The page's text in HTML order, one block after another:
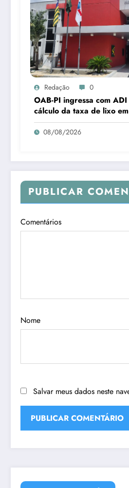
Redação 0
OAB-PI ingressa com
cálculo da taxa de lixo
08/08/2026
PUBLICAR
Comentários
Nome
Salvar meus dados neste